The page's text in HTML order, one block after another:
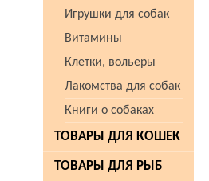
Игрушки для собак
Витамины
Клетки, вольеры
Лакомства для собак
Книги о собаках
ТОВАРЫ ДЛЯ КОШЕК
ТОВАРЫ ДЛЯ РЫБ